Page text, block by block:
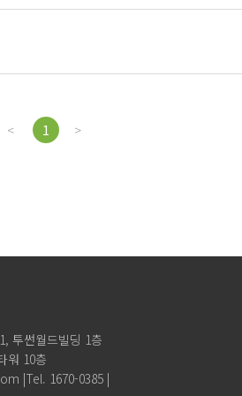
< 1 >
투썬월드빌딩 1층
워 10층
|Tel. 1670-0385 |